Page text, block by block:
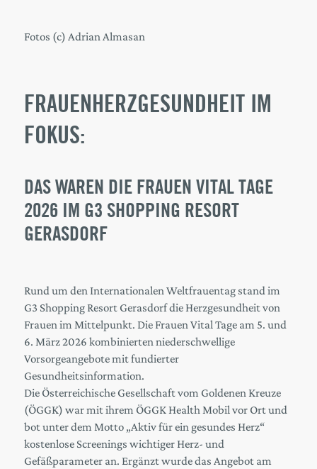
Fotos (c) Adrian Almasan
FRAUENHERZGESUNDHEIT IM
FOKUS:
DAS WAREN DIE FRAUEN VITAL TAGE
2026 IM G3 SHOPPING RESORT
GERASDORF
Rund um den Internationalen Weltfrauentag stand im
G3 Shopping Resort Gerasdorf die Herzgesundheit von
Frauen im Mittelpunkt. Die Frauen Vital Tage am 5. und
6. März 2026 kombinierten niederschwellige
Vorsorgeangebote mit fundierter
Gesundheitsinformation.
Die Österreichische Gesellschaft vom Goldenen Kreuze
(ÖGGK) war mit ihrem ÖGGK Health Mobil vor Ort und
bot unter dem Motto „Aktiv für ein gesundes Herz“
kostenlose Screenings wichtiger Herz- und
Gefäßparameter an. Ergänzt wurde das Angebot am